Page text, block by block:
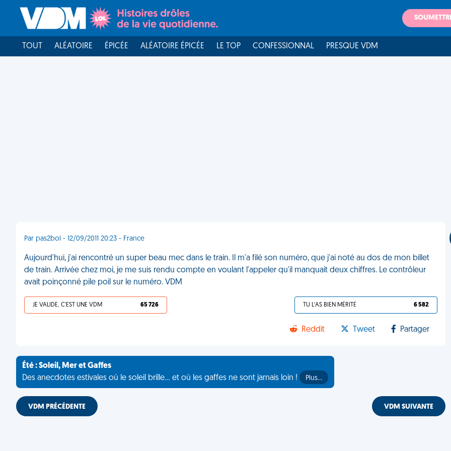
TOUT ALÉATOIRE ÉPICÉE ALÉATOIRE ÉPICÉE LE TOP CONFESSIONNAL PRESQUE VDM
Par pas2bol - 12/09/2011 20:23 - France
Aujourd'hui, j'ai rencontré un super beau mec dans le train. Il m'a filé son numéro, que j'ai noté au dos de mon billet
de train. Arrivée chez moi, je me suis rendu compte en voulant l'appeler qu'il manquait deux chiffres. Le contrôleur
avait poinçonné pile poil sur le numéro. VDM
JE VALIDE, C'EST UNE VDM 65 726 TU L'AS BIEN MÉRITÉ 6 582
Reddit Tweet Partager
Été : Soleil, Mer et Gaffes
Des anecdotes estivales où le soleil brille... et où les gaffes ne sont jamais loin !
Plus…
VDM PRÉCÉDENTE VDM SUIVANTE